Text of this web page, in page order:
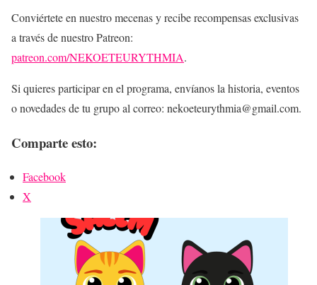
Conviértete en nuestro mecenas y recibe recompensas exclusivas
a través de nuestro Patreon:
patreon.com/NEKOETEURYTHMIA.
Si quieres participar en el programa, envíanos la historia, eventos
o novedades de tu grupo al correo: nekoeteurythmia@gmail.com.
Comparte esto:
Facebook
X